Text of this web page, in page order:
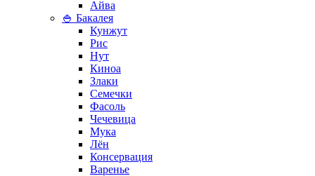
Айва
🍚 Бакалея
Кунжут
Рис
Нут
Киноа
Злаки
Семечки
Фасоль
Чечевица
Мука
Лён
Консервация
Варенье